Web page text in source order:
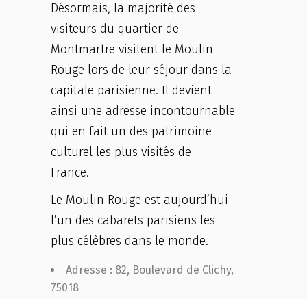
Désormais, la majorité des
visiteurs du quartier de
Montmartre visitent le Moulin
Rouge lors de leur séjour dans la
capitale parisienne. Il devient
ainsi une adresse incontournable
qui en fait un des patrimoine
culturel les plus visités de
France.
Le Moulin Rouge est aujourd’hui
l’un des cabarets parisiens les
plus célèbres dans le monde.
Adresse : 82, Boulevard de Clichy,
75018